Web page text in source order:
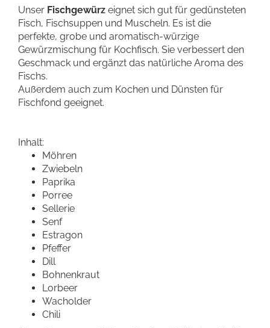
Unser Fischgewürz eignet sich gut für gedünsteten
Fisch, Fischsuppen und Muscheln. Es ist die
perfekte, grobe und aromatisch-würzige
Gewürzmischung für Kochfisch. Sie verbessert den
Geschmack und ergänzt das natürliche Aroma des
Fischs.
Außerdem auch zum Kochen und Dünsten für
Fischfond geeignet.
Inhalt:
Möhren
Zwiebeln
Paprika
Porree
Sellerie
Senf
Estragon
Pfeffer
Dill
Bohnenkraut
Lorbeer
Wacholder
Chili